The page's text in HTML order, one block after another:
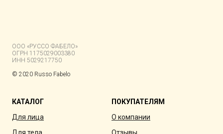
ООО «РУССО ФАБЕЛО»
ОГРН 1175029003380
ИНН 5029217750
© 2020 Russo Fabelo
КАТАЛОГ
Для лица
ПОКУПАТЕЛЯМ
О компании